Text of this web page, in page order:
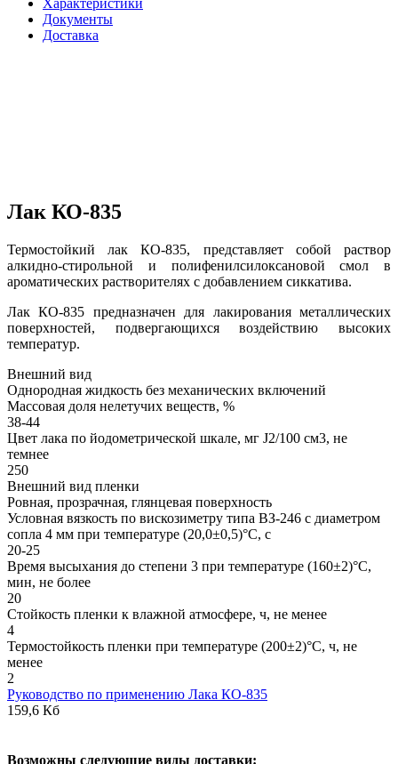
Документы
Доставка
Лак КО-835
Термостойкий лак КО-835, представляет собой раствор
алкидно-стирольной и полифенилсилоксановой смол в
ароматических растворителях с добавлением сиккатива.
Лак КО-835 предназначен для лакирования металлических
поверхностей, подвергающихся воздействию высоких
температур.
Внешний вид
Однородная жидкость без механических включений
Массовая доля нелетучих веществ, %
38-44
Цвет лака по йодометрической шкале, мг J2/100 см3, не
темнее
250
Внешний вид пленки
Ровная, прозрачная, глянцевая поверхность
Условная вязкость по вискозиметру типа ВЗ-246 с диаметром
сопла 4 мм при температуре (20,0±0,5)°С, с
20-25
Время высыхания до степени 3 при температуре (160±2)°С,
мин, не более
20
Стойкость пленки к влажной атмосфере, ч, не менее
4
Термостойкость пленки при температуре (200±2)°С, ч, не
менее
2
Руководство по применению Лака КО-835
159,6 Кб
Возможны следующие виды доставки: